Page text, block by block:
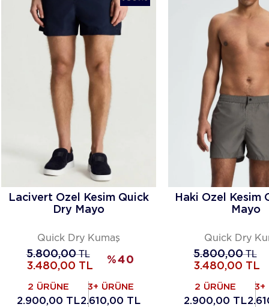
Lacivert Özel Kesim Quick
Dry Mayo
Quick Dry Kumaş
5.800,00TL
3.480,00 TL
%40
2 ÜRÜNE
2.900,00 TL
3+ ÜRÜNE
2.610,00 TL
Haki Özel Kesim
Mayo
Quick Dry
5.800,00TL
3.480,00 TL
2 ÜRÜNE
2.900,00 TL
3+